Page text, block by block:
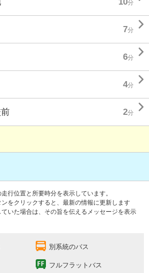
分
7分 
6分 
4分 
2分 
行位置と所要時分を表示しています。
ンをクリックすると、最新の情報に更新します
いた場合は、その旨を伝えるメッセージを表示
別系統のバス
フルフラットバス